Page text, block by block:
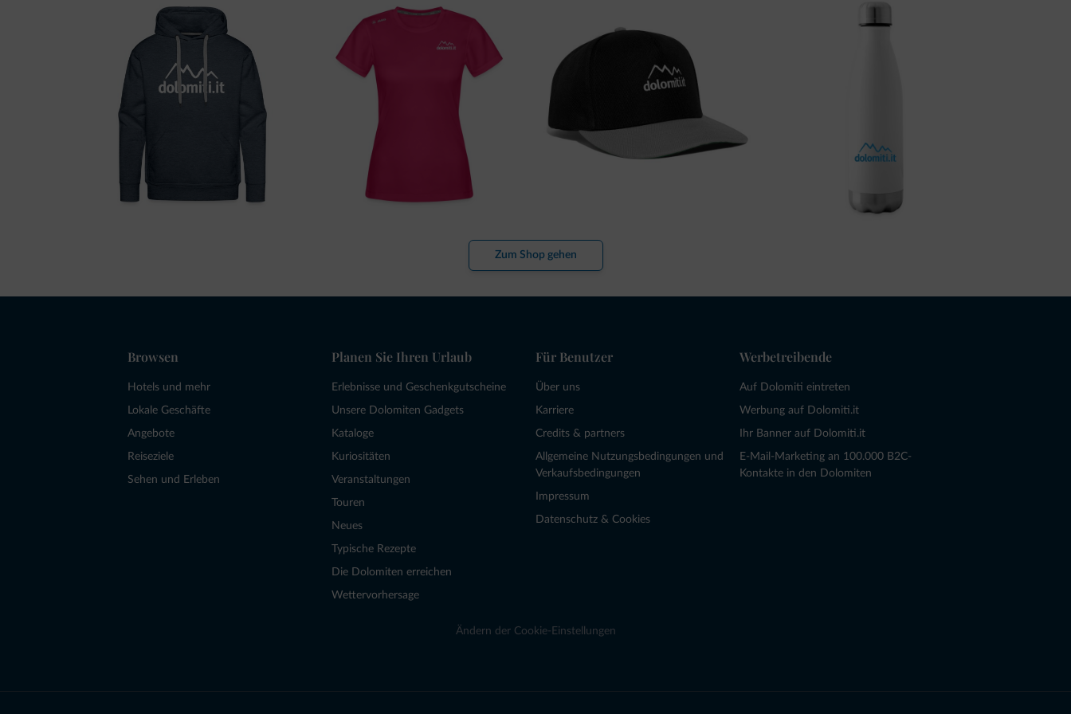
Zum Shop gehen
Browsen
Hotels und mehr
Lokale Geschäfte
Angebote
Reiseziele
Sehen und Erleben
Planen Sie Ihren Urlaub
Erlebnisse und Geschenkgutscheine
Unsere Dolomiten Gadgets
Kataloge
Kuriositäten
Veranstaltungen
Touren
Neues
Typische Rezepte
Die Dolomiten erreichen
Wettervorhersage
Für Benutzer
Über uns
Karriere
Credits & partners
Allgemeine Nutzungsbedingungen und
Verkaufsbedingungen
Impressum
Datenschutz & Cookies
Werbetreibende
Auf Dolomiti eintreten
Werbung auf Dolomiti.it
Ihr Banner auf Dolomiti.it
E-Mail-Marketing an 100.000 B2C-
Kontakte in den Dolomiten
Ändern der Cookie-Einstellungen